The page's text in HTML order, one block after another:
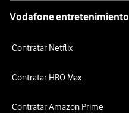
Vodafone entretenimiento
Contratar Netflix
Contratar HBO Max
Contratar Amazon Prime